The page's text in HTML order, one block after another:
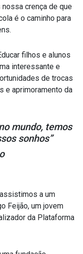
crença de que
é o caminho para
filhos e alunos
interessante e
de trocas
e aprimoramento da
mundo, temos
sonhos”
a um
Feijão, um jovem
da Plataforma